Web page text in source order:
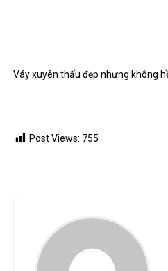
Váy xuyên thấu đẹp nhưng không
Post Views: 755